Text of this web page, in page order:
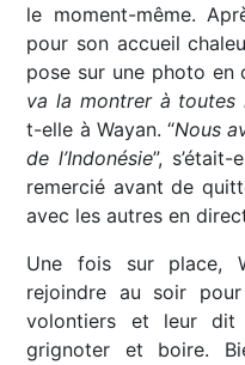
le moment-même.
pour son accueil
pose sur une photo en
va la montrer à toutes
t-elle à Wayan. “Nous
de l’Indonésie”,
remercié avant de
avec les autres en
Une fois sur place,
rejoindre au soir
volontiers et leur dit
grignoter et boire.